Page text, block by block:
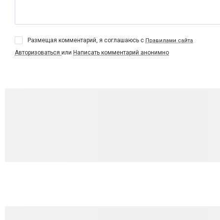
Размещая комментарий, я соглашаюсь с Правилами сайта
Авторизоваться или Написать комментарий анонимно